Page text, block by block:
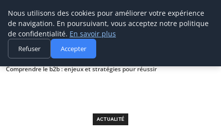
Prospection Pro
Accueil
Actualité
Comprendre le b2b : enjeux et stratégies pour réussir
ACTUALITÉ
Nous utilisons des cookies pour améliorer votre expérience
de navigation. En poursuivant, vous acceptez notre politique
de confidentialité. En savoir plus
Refuser Accepter